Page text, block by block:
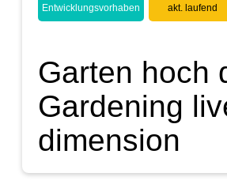
Entwicklungsvorhaben akt. laufend
Garten hoch
Gardening
dimension